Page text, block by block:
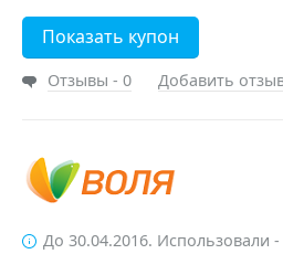
Показать купон
Отзывы - 0 Добавить
До 30.04.2016. Использовали